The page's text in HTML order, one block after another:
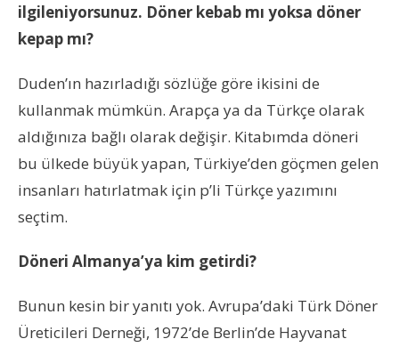
ilgileniyorsunuz. Döner kebab mı yoksa döner
kepap mı?
Duden’ın hazırladığı sözlüğe göre ikisini de
kullanmak mümkün. Arapça ya da Türkçe olarak
aldığınıza bağlı olarak değişir. Kitabımda döneri
bu ülkede büyük yapan, Türkiye’den göçmen gelen
insanları hatırlatmak için p’li Türkçe yazımını
seçtim.
Döneri Almanya’ya kim getirdi?
Bunun kesin bir yanıtı yok. Avrupa’daki Türk Döner
Üreticileri Derneği, 1972’de Berlin’de Hayvanat